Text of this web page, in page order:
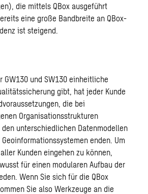
die mittels QBox ausgeführt
eine große Bandbreite an QBox-
ist steigend.
GW130 und SW130 einheitliche
gibt, hat jeder Kunde
die bei
Organisationsstrukturen
unterschiedlichen Datenmodellen
enden. Um
Kunden eingehen zu können,
für einen modularen Aufbau der
Wenn Sie sich für die QBox
Sie also Werkzeuge an die